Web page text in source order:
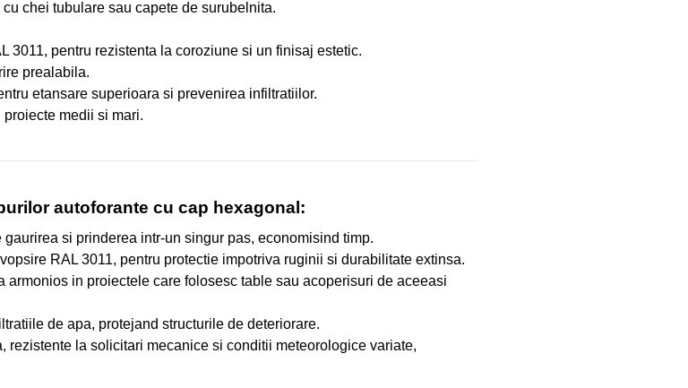
chei tubulare sau capete de surubelnita.
3011, pentru rezistenta la coroziune si un finisaj estetic.
prealabila.
etansare superioara si prevenirea infiltratiilor.
medii si mari.
autoforante cu cap hexagonal:
gaurirea si prinderea intr-un singur pas, economisind timp.
RAL 3011, pentru protectie impotriva ruginii si durabilitate extinsa.
armonios in proiectele care folosesc table sau acoperisuri de aceeasi
de apa, protejand structurile de deteriorare.
rezistente la solicitari mecanice si conditii meteorologice variate,